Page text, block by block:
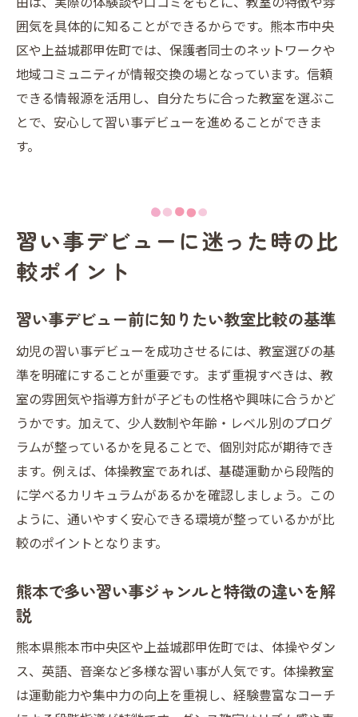
囲気を具体的に知ることができるからです。熊本市中央
区や上益城郡甲佐町では、保護者同士のネットワークや
地域コミュニティが情報交換の場となっています。信頼
できる情報源を活用し、自分たちに合った教室を選ぶこ
とで、安心して習い事デビューを進めることができま
す。
習い事デビューに迷った時の比
較ポイント
習い事デビュー前に知りたい教室比較の基準
幼児の習い事デビューを成功させるには、教室選びの基
準を明確にすることが重要です。まず重視すべきは、教
室の雰囲気や指導方針が子どもの性格や興味に合うかど
うかです。加えて、少人数制や年齢・レベル別のプログ
ラムが整っているかを見ることで、個別対応が期待でき
ます。例えば、体操教室であれば、基礎運動から段階的
に学べるカリキュラムがあるかを確認しましょう。この
ように、通いやすく安心できる環境が整っているかが比
較のポイントとなります。
熊本で多い習い事ジャンルと特徴の違いを解
説
熊本県熊本市中央区や上益城郡甲佐町では、体操やダン
ス、英語、音楽など多様な習い事が人気です。体操教室
は運動能力や集中力の向上を重視し、経験豊富なコーチ